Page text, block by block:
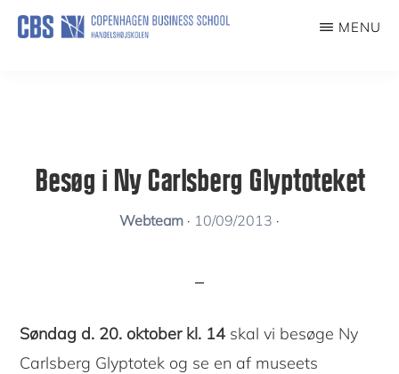
Skip
MENU
Besøg i Ny Carlsberg Glyptoteket
Webteam · 10/09/2013 ·
Søndag d. 20. oktober kl. 14 skal vi besøge Ny
Carlsberg Glyptotek og se en af museets